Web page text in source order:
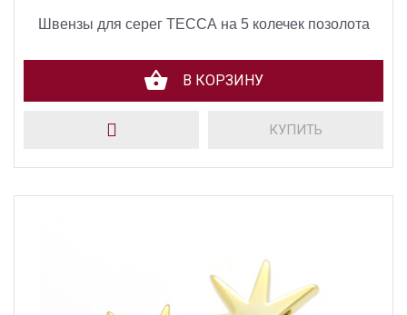
Швензы для серег ТЕССА на 5 колечек позолота
В КОРЗИНУ
КУПИТЬ